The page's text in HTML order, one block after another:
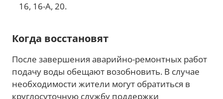
16, 16-А, 20.
Когда восстановят
После завершения аварийно-ремонтных работ
подачу воды обещают возобновить. В случае
необходимости жители могут обратиться в
круглосуточную службу поддержки